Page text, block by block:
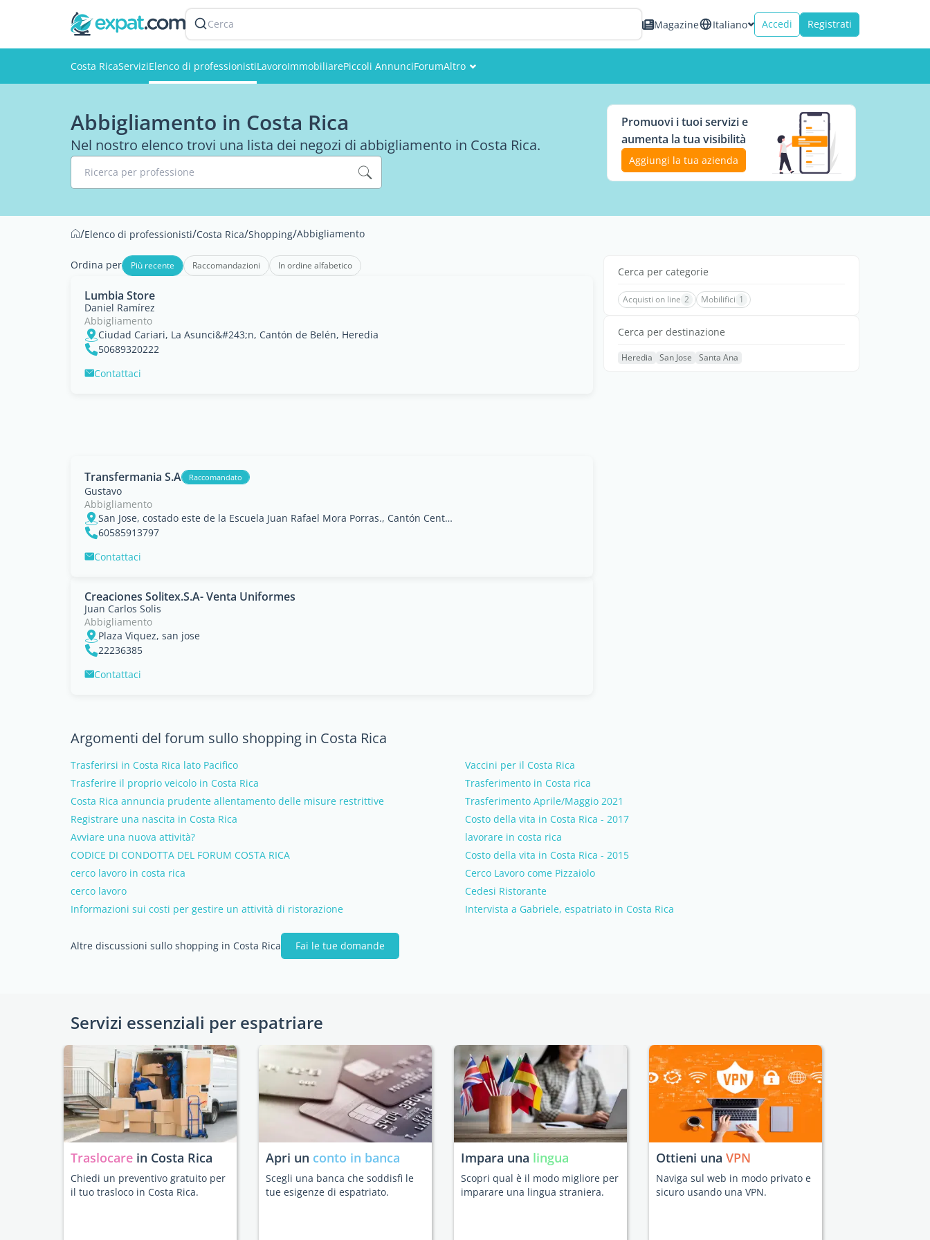
Cerca Magazine Italiano Accedi Registrati
Costa RicaServiziElenco di professionistiLavoroImmobiliarePiccoli AnnunciForumAltro
Abbigliamento in Costa Rica
Nel nostro elenco trovi una lista dei negozi di abbigliamento in Costa Rica.
Ricerca per professione
Promuovi i tuoi servizi e
aumenta la tua visibilità
Aggiungi la tua azienda
/Elenco di professionisti/Costa Rica/Shopping/Abbigliamento
Ordina per Più recente Raccomandazioni In ordine alfabetico
Lumbia Store
Daniel Ramírez
Abbigliamento
Ciudad Cariari, La Asunci&#243;n, Cantón de Belén, Heredia
50689320222
Contattaci
Transfermania S.A Raccomandato
Gustavo
Abbigliamento
San Jose, costado este de la Escuela Juan Rafael Mora Porras., Cantón Central de Heredia
60585913797
Contattaci
Creaciones Solitex.S.A- Venta Uniformes
Juan Carlos Solis
Abbigliamento
Plaza Viquez, san jose
22236385
Contattaci
Cerca per categorie
Acquisti on line 2 Mobilifici 1
Cerca per destinazione
Heredia San Jose Santa Ana
Argomenti del forum sullo shopping in Costa Rica
Trasferirsi in Costa Rica lato Pacifico
Vaccini per il Costa Rica
Trasferire il proprio veicolo in Costa Rica
Trasferimento in Costa rica
Costa Rica annuncia prudente allentamento delle misure restrittive
Trasferimento Aprile/Maggio 2021
Registrare una nascita in Costa Rica
Costo della vita in Costa Rica - 2017
Avviare una nuova attività?
lavorare in costa rica
CODICE DI CONDOTTA DEL FORUM COSTA RICA
Costo della vita in Costa Rica - 2015
cerco lavoro in costa rica
Cerco Lavoro come Pizzaiolo
cerco lavoro
Cedesi Ristorante
Informazioni sui costi per gestire un attività di ristorazione
Intervista a Gabriele, espatriato in Costa Rica
Altre discussioni sullo shopping in Costa Rica Fai le tue domande
Servizi essenziali per espatriare
Traslocare in Costa Rica
Chiedi un preventivo gratuito per
il tuo trasloco in Costa Rica.
Apri un conto in banca
Scegli una banca che soddisfi le
tue esigenze di espatriato.
Impara una lingua
Scopri qual è il modo migliore per
imparare una lingua straniera.
Ottieni una VPN
Naviga sul web in modo privato e
sicuro usando una VPN.